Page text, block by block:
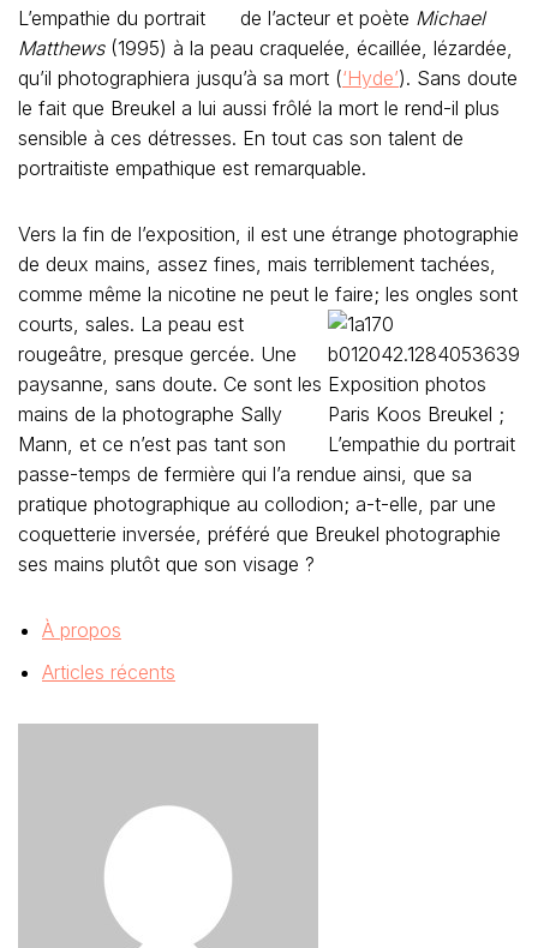
de l’acteur et poète Michael
Matthews(1995) à la peau craquelée, écaillée, lézardée,
qu’il photographiera jusqu’à sa mort (‘Hyde’). Sans doute
le fait que Breukel a lui aussi frôlé la mort le rend-il plus
sensible à ces détresses. En tout cas son talent de
portraitiste empathique est remarquable.
Vers la fin de l’exposition, il est une étrange photographie
de deux mains, assez fines, mais terriblement tachées,
comme même la nicotine ne peut le faire; les ongles sont
courts, sales. La peau est
rougeâtre, presque gercée. Une
paysanne, sans doute. Ce sont les
mains de la photographe Sally
Mann, et ce n’est pas tant son
passe-temps de fermière qui l’a rendue ainsi, que sa
pratique photographique au collodion; a-t-elle, par une
coquetterie inversée, préféré que Breukel photographie
ses mains plutôt que son visage ?
À propos
Articles récents